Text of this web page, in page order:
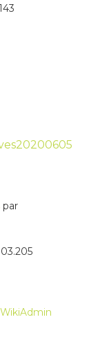
par
WikiAdmin